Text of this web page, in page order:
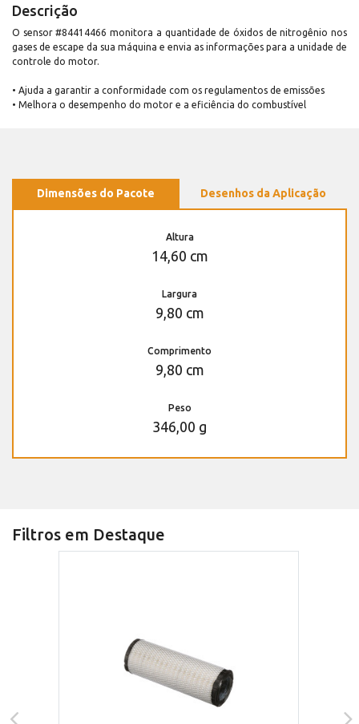
Descrição
O sensor #84414466 monitora a quantidade de óxidos de nitrogênio nos
gases de escape da sua máquina e envia as informações para a unidade de
controle do motor.
• Ajuda a garantir a conformidade com os regulamentos de emissões
• Melhora o desempenho do motor e a eficiência do combustível
Dimensões do Pacote Desenhos da Aplicação
Altura
14,60 cm
Largura
9,80 cm
Comprimento
9,80 cm
Peso
346,00 g
Filtros em Destaque